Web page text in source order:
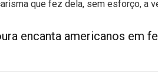
que fez dela, sem esforço, a
encanta americanos em